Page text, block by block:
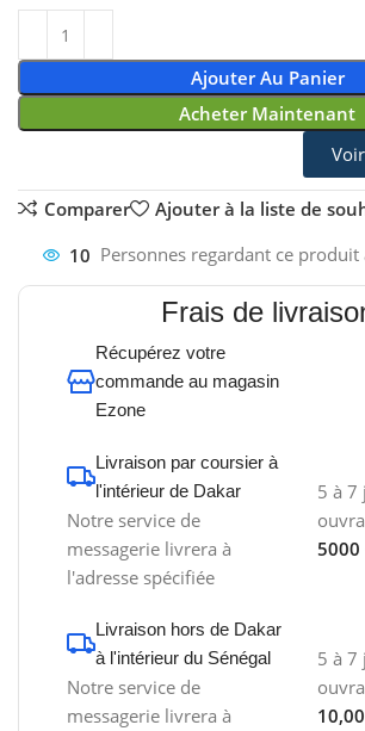
Ajouter Au Panier
Acheter Maintenant
Comparer
Ajouter à la liste de
10 Personnes regardant ce
Frais de
Récupérez votre
commande au magasin
Ezone
Livraison par coursier à
l'intérieur de Dakar
Notre service de
messagerie livrera à
l'adresse spécifiée
5 à 7
5000
Livraison hors de Dakar
à l'intérieur du Sénégal
Notre service de
messagerie livrera à
5 à 7